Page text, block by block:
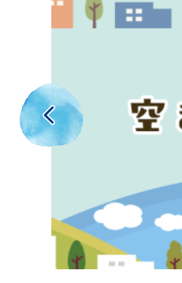
枚
ス
ラ
ド
前のスライドを表示